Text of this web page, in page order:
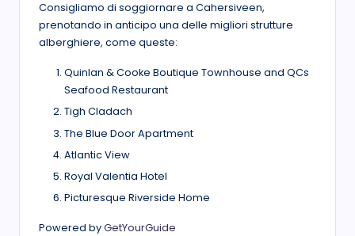
Consigliamo di soggiornare a Cahersiveen,
prenotando in anticipo una delle migliori strutture
alberghiere, come queste:
Quinlan & Cooke Boutique Townhouse and QCs
Seafood Restaurant
Tigh Cladach
The Blue Door Apartment
Atlantic View
Royal Valentia Hotel
Picturesque Riverside Home
Powered byGetYourGuide